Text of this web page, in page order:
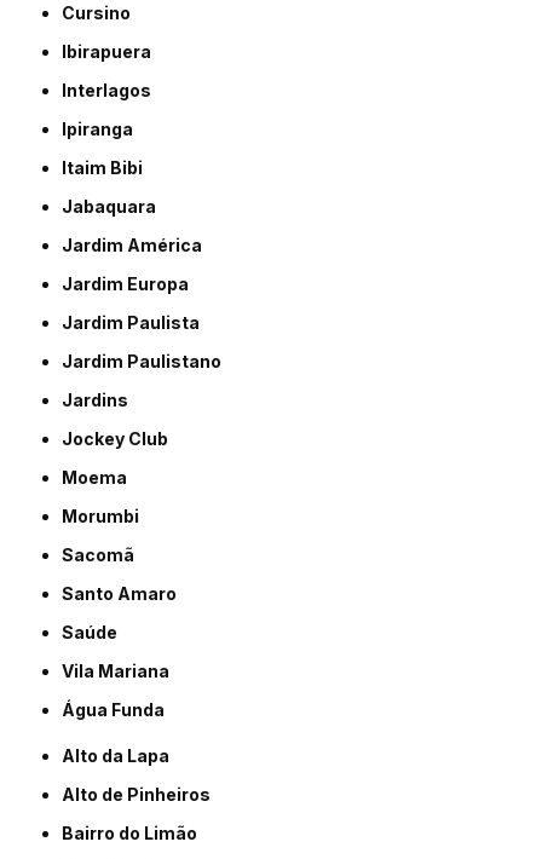
Cursino
Ibirapuera
Interlagos
Ipiranga
Itaim Bibi
Jabaquara
Jardim América
Jardim Europa
Jardim Paulista
Jardim Paulistano
Jardins
Jockey Club
Moema
Morumbi
Sacomã
Santo Amaro
Saúde
Vila Mariana
Água Funda
Alto da Lapa
Alto de Pinheiros
Bairro do Limão